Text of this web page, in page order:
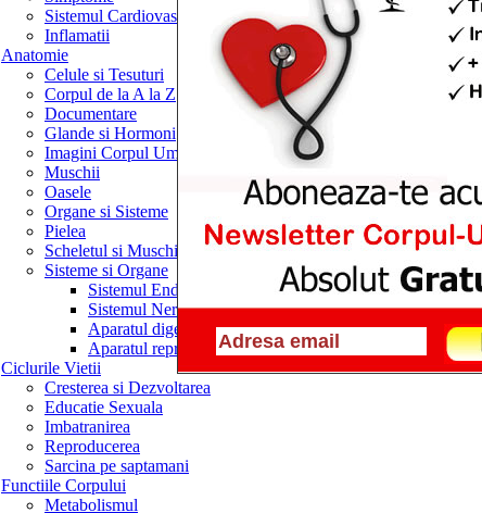
Sistemul Cardiovascular
Inflamatii
Anatomie
Celule si Tesuturi
Corpul de la A la Z
Documentare
Glande si Hormoni
Imagini Corpul Uman
Muschii
Oasele
Organe si Sisteme
Pielea
Scheletul si Muschii
Sisteme si Organe
Sistemul Endocrin
Sistemul Nervos
Aparatul digestiv
Aparatul reproducator
Ciclurile Vietii
Cresterea si Dezvoltarea
Educatie Sexuala
Imbatranirea
Reproducerea
Sarcina pe saptamani
Functiile Corpului
Metabolismul